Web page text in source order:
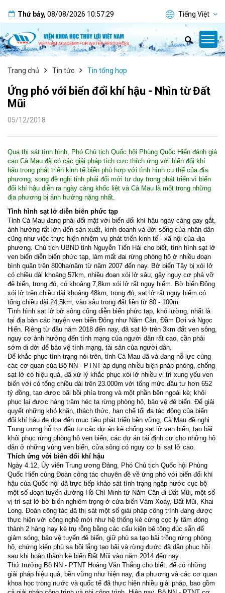
Thứ bảy, 08/08/2026 10:57:30 Tiếng Việt
Trang chủ Tin tức Tin tổng hợp
Ứng phó với biến đổi khí hậu - Nhìn từ Đất
Mũi
05/12/2018
Qua thị sát tình hình, Phó Chủ tịch Quốc hội Phùng Quốc Hiển đánh giá
cao Cà Mau đã có các giải pháp tích cực thích ứng với biến đổi khí
hậu trong phát triển kinh tế biển phù hợp với tình hình cụ thể của địa
phương; song đề nghị tỉnh phải đổi mới tư duy trong phát triển vì biến
đổi khí hậu diễn ra ngày càng khốc liệt và Cà Mau là một trong những
địa phương bị ảnh hưởng nặng nhất
Tình hình sạt lở diễn biến phức tạp
Tỉnh Cà Mau đang phải đối mặt với biến đổi khí hậu ngày càng gay gắt,
ảnh hưởng rất lớn đến sản xuất, kinh doanh và đời sống của nhân dân
cũng như việc thực hiện nhiệm vụ phát triển kinh tế - xã hội của địa
phương. Chủ tịch UBND tỉnh Nguyễn Tiến Hải cho biết, tình hình sạt lở
ven biển diễn biến phức tạp, làm mất đai rừng phòng hộ ở nhiều đoạn
bình quân trên 800ha/năm từ năm 2007 đến nay. Bờ biển Tây bị xói lở
có chiều dài khoảng 57km, nhiều đoạn xói lở sâu, gây nguy cơ phá vỡ
đê biển, trong đó, có khoảng 7,8km xói lở rất nguy hiểm. Bờ biển Đông
xói lở trên chiều dài khoảng 48km, trong đó, sạt lở rất nguy hiểm có
tổng chiều dài 24,5km, vào sâu trong đất liền từ 80 - 100m.
Tình hình sạt lở bờ sông cũng diễn biến phức tạp, khó lường, nhất là
tại địa bàn các huyện ven biển Đông như Năm Căn, Đầm Dơi và Ngọc
Hiển. Riêng từ đầu năm 2018 đến nay, đã sạt lở trên 3km đất ven sông,
nguy cơ ảnh hưởng đến tính mạng của người dân rất cao, cần phải
sớm di dời để bảo vệ tính mạng, tài sản của người dân.
Để khắc phục tình trạng nói trên, tỉnh Cà Mau đã và đang nỗ lực cùng
các cơ quan của Bộ NN - PTNT áp dụng nhiều biện pháp phòng, chống
sạt lở có hiệu quả, đã xử lý khắc phục xói lở nhiều vị trí xung yếu ven
biển với có tổng chiều dài trên 23.000m với tổng mức đầu tư hơn 652
tỷ đồng, tạo được bãi bồi phía trong và một phần bên ngoài kè; khôi
phục lại được hàng trăm héc ta rừng phòng hộ, bảo vệ đê biển. Để giải
quyết những khó khăn, thách thức, hạn chế tối đa tác động của biến
đổi khí hậu đe dọa đến mục tiêu phát triển bền vững, Cà Mau đề nghị
Trung ương hỗ trợ đầu tư các dự án kè chống sạt lở ven biển, tạo bãi
khôi phục rừng phòng hộ ven biển, các dự án tái định cư cho những hộ
dân ở những vùng ven biển, cửa sông có nguy cơ bị sạt lở cao.
Thích ứng với biến đổi khí hậu
Ngày 4.12, Ủy viên Trung ương Đảng, Phó Chủ tịch Quốc hội Phùng
Quốc Hiển cùng Đoàn công tác chuyên đề về ứng phó với biến đổi khí
hậu của Quốc hội đã trực tiếp khảo sát tình trạng ngập nước cục bộ
một số đoạn tuyến đường Hồ Chí Minh từ Năm Căn đi Đất Mũi, một số
vị trí sạt lở bờ biển nghiêm trọng ở cửa biển Vàm Xoáy, Đất Mũi, Khai
Long. Đoàn công tác đã thị sát một số giải pháp công trình đang được
thực hiện với công nghệ mới như hệ thống kè cứng cọc ly tâm đóng
thành 2 hàng hay kè trụ rỗng bằng các cấu kiện bê tông đúc sẵn để
giảm sóng, bảo vệ tuyến đê biển, giữ phù sa tạo bãi trồng rừng phòng
hộ, chứng kiến phù sa bồi lắng tạo bãi và rừng đước đã dần phục hồi
sau khi hoàn thành kè biển Đất Mũi vào năm 2014 đến nay.
Thứ trưởng Bộ NN - PTNT Hoàng Văn Thắng cho biết, để có những
giải pháp hiệu quả, bền vững như hiện nay, địa phương và các cơ quan
khoa học trong nước và quốc tế đã thực hiện nhiều giải pháp, bao gồm